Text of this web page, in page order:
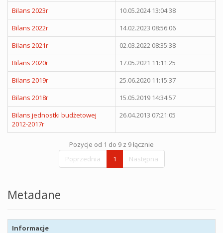
Bilans 2023r
10.05.2024 13:04:38
Bilans 2022r
14.02.2023 08:56:06
Bilans 2021r
02.03.2022 08:35:38
Bilans 2020r
17.05.2021 11:11:25
Bilans 2019r
25.06.2020 11:15:37
Bilans 2018r
15.05.2019 14:34:57
Bilans jednostki budżetowej
2012-2017r
26.04.2013 07:21:05
Pozycje od 1 do 9 z 9 łącznie
Poprzednia
1 Następna
Metadane
Informacje